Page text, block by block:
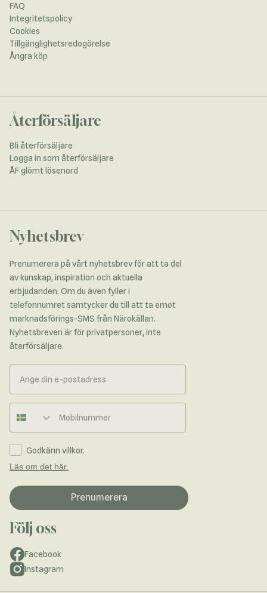
FAQ
Integritetspolicy
Cookies
Tillgänglighetsredogörelse
Ångra köp
Återförsäljare
Bli återförsäljare
Logga in som återförsäljare
ÅF glömt lösenord
Nyhetsbrev
Prenumerera på vårt nyhetsbrev för att ta del
av kunskap, inspiration och aktuella
erbjudanden. Om du även fyller i
telefonnumret samtycker du till att ta emot
marknadsförings-SMS från Närokällan.
Nyhetsbreven är för privatpersoner, inte
återförsäljare.
Telefonnummer
Godkänn villkor.
Läs om det här.
Prenumerera
Följ oss
Facebook
Instagram